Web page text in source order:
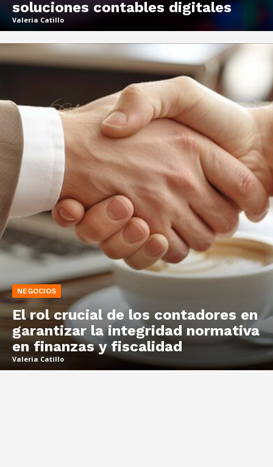
soluciones contables digitales
Valeria Catillo
NEGOCIOS
El rol crucial de los contadores en
garantizar la integridad normativa
en finanzas y fiscalidad
Valeria Catillo